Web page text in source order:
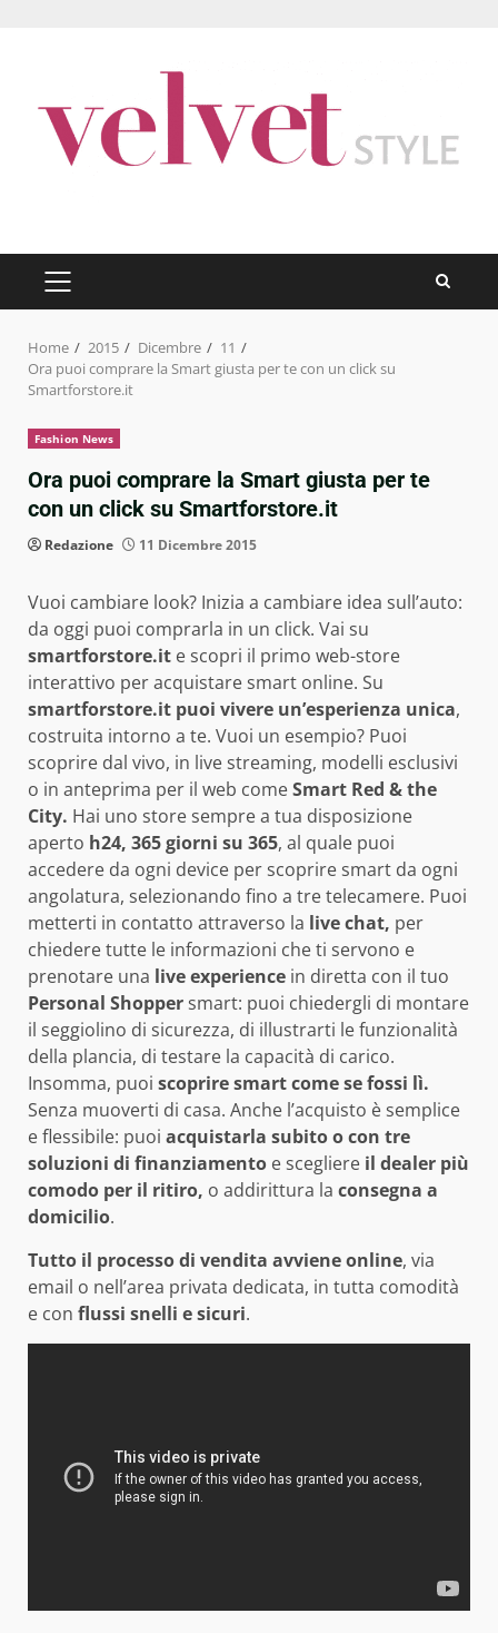
PRIMARY
MENU
Home 2015 Dicembre
11
Ora puoi comprare la Smart giusta per te con un click su
Smartforstore.it
Fashion News
Ora puoi comprare la Smart giusta per te
con un click su Smartforstore.it
Redazione 11 Dicembre 2015
Vuoi cambiare look? Inizia a cambiare idea sull’auto:
da oggi puoi comprarla in un click. Vai su
smartforstore.it e scopri il primo web-store
interattivo per acquistare smart online. Su
smartforstore.it puoi vivere un’esperienza unica,
costruita intorno a te. Vuoi un esempio? Puoi
scoprire dal vivo, in live streaming, modelli esclusivi
o in anteprima per il web comeSmart Red & the
City. Hai uno store sempre a tua disposizione
aperto h24, 365 giorni su 365, al quale puoi
accedere da ogni device per scoprire smart da ogni
angolatura, selezionando fino a tre telecamere. Puoi
metterti in contatto attraverso la live chat, per
chiedere tutte le informazioni che ti servono e
prenotare una live experience in diretta con il tuo
Personal Shoppersmart: puoi chiedergli di montare
il seggiolino di sicurezza, di illustrarti le funzionalità
della plancia, di testare la capacità di carico.
Insomma, puoi scoprire smart come se fossi lì.
Senza muoverti di casa. Anche l’acquisto è semplice
e flessibile: puoi acquistarla subito o con tre
soluzioni di finanziamento e scegliere il dealer più
comodo per il ritiro, o addirittura la consegna a
domicilio.
Tutto il processo di vendita avviene online, via
email o nell’area privata dedicata, in tutta comodità
e con flussi snelli e sicuri.